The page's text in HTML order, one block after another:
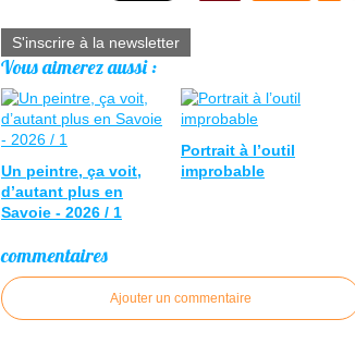
S'inscrire à la newsletter
Vous aimerez aussi :
Un peintre, ça voit,
d’autant plus en
Savoie - 2026 / 1
Portrait à l’outil
improbable
commentaires
Ajouter un commentaire